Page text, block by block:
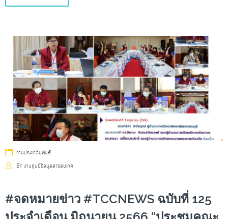
งานประชาสัมพันธ์
BY งานศูนย์ข้อมูลสารสนเทศ
#จดหมายข่าว #TCCNEWS ฉบับที่ 125